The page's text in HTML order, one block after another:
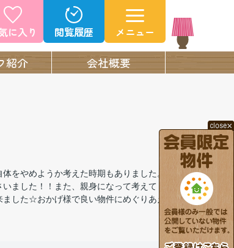
に入り 閲覧履歴 メニュー
紹介 会社概要
をやめようか考えた時期もありました。
ました！！また、親身になって考えてく
した☆おかげ様で良い物件にめぐりあえ